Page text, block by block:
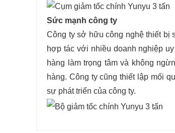
Sức mạnh công ty
Công ty sở hữu công nghệ thiết bị
hợp tác với nhiều doanh nghiệp
hàng làm trọng tâm và không
hàng. Công ty cũng thiết lập mối
sự phát triển của công ty.